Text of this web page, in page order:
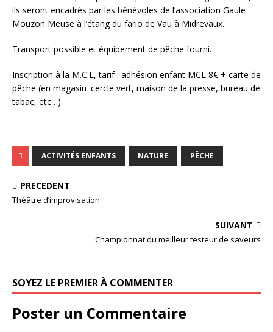
ils seront encadrés par les bénévoles de l’association Gaule
Mouzon Meuse à l’étang du fario de Vau à Midrevaux.
Transport possible et équipement de pêche fourni.
Inscription à la M.C.L, tarif : adhésion enfant MCL 8€ + carte de
pêche (en magasin :cercle vert, maison de la presse, bureau de
tabac, etc…)
ACTIVITÉS ENFANTS NATURE PÊCHE
PRÉCÉDENT
Théâtre d’improvisation
SUIVANT
Championnat du meilleur testeur de saveurs
SOYEZ LE PREMIER À COMMENTER
Poster un Commentaire